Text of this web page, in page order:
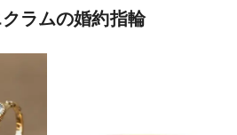
ラムの婚約指輪